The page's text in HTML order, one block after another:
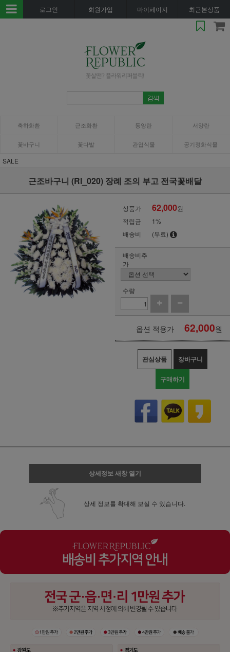
로그인 회원가입 마이페이지 최근본상품
축하화환 근조화환 동양란 서양란
꽃바구니 꽃다발 관엽식물 공기정화식물
SALE
근조바구니 (RI_020) 장례 조의 부고 전국꽃배달
상품가 62,000원
적립금
1%
배송비
(무료)
배송비추
가
수량
옵션 적용가 62,000원
관심상품 장바구니
구매하기
상세정보 새창 열기
상세 정보를 확대해 보실 수 있습니다.